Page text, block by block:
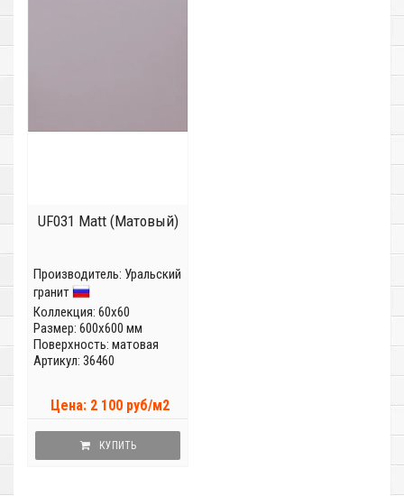
UF031 Matt (Матовый)
Производитель: Уральский
гранит
Коллекция: 60x60
Размер: 600x600 мм
Поверхность: матовая
Артикул: 36460
Цена: 2 100 руб/м2
КУПИТЬ